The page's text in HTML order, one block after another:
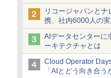
ナンス戦略
リコージャパンと
携、社内6000人の
商談記録 for RICOH
AIデータセンターに
ーキテクチャとは
Cloud Operator
「AIとどう向き合